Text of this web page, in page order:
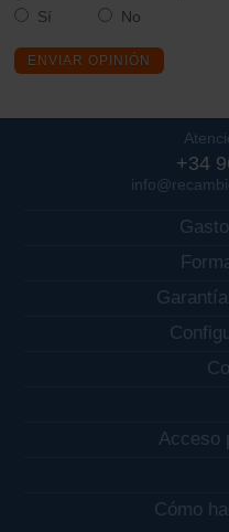
Sí
No
ENVIAR OPINIÓN
+34
Acceso
Cómo